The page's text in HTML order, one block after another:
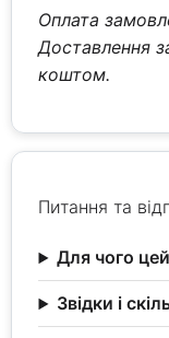
Оплата
Доставлення
коштом.
Питання та
Для чого
Звідки і